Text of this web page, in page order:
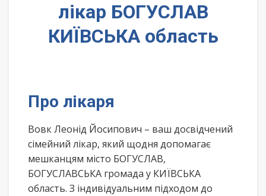
лікар БОГУСЛАВ
КИЇВСЬКА область
Про лікаря
Вовк Леонід Йосипович – ваш досвідчений
сімейний лікар, який щодня допомагає
мешканцям місто БОГУСЛАВ,
БОГУСЛАВСЬКА громада у КИЇВСЬКА
область. З індивідуальним підходом до